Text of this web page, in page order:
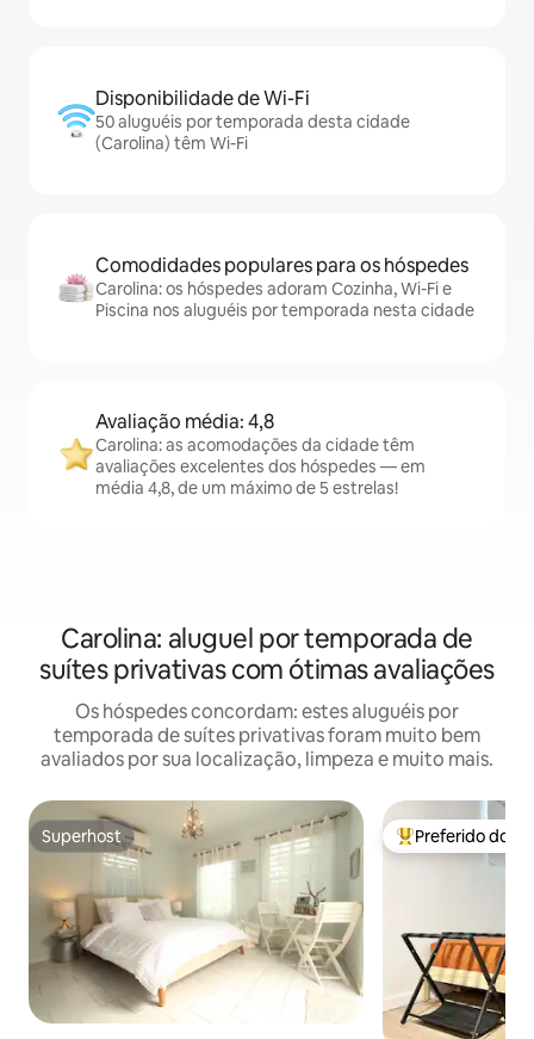
Disponibilidade de Wi-Fi
50 aluguéis por temporada desta cidade
(Carolina) têm Wi-Fi
Comodidades populares para os hóspedes
Carolina: os hóspedes adoram Cozinha, Wi-Fi e
Piscina nos aluguéis por temporada nesta cidade
Avaliação média: 4,8
Carolina: as acomodações da cidade têm
avaliações excelentes dos hóspedes — em
média 4,8, de um máximo de 5 estrelas!
Carolina: aluguel por temporada de
suítes privativas com ótimas avaliações
Os hóspedes concordam: estes aluguéis por
temporada de suítes privativas foram muito bem
avaliados por sua localização, limpeza e muito mais.
Superhost
Superhost Entre os
Preferido dos